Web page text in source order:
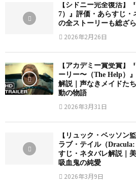
【シドニー完全復活】
7）』評価・あらすじ・
の全ストーリーも総ざら
2026年2月26日
【アカデミー賞受賞】
ーリー〜（The Help）
解説｜声なきメイドた
動の物語
2026年3月31日
【リュック・ベッソン
ラブ・テイル（
すじ・ネタバレ解説｜
吸血鬼の純愛
2026年3月9日